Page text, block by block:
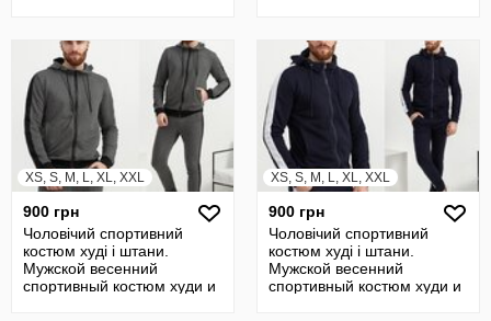
XS, S, M, L, XL, XXL
900 грн
Чоловічий спортивний
костюм худі і штани.
Мужской весенний
спортивный костюм худи и
XS, S, M, L, XL, XXL
900 грн
Чоловічий спортивний
костюм худі і штани.
Мужской весенний
спортивный костюм худи и